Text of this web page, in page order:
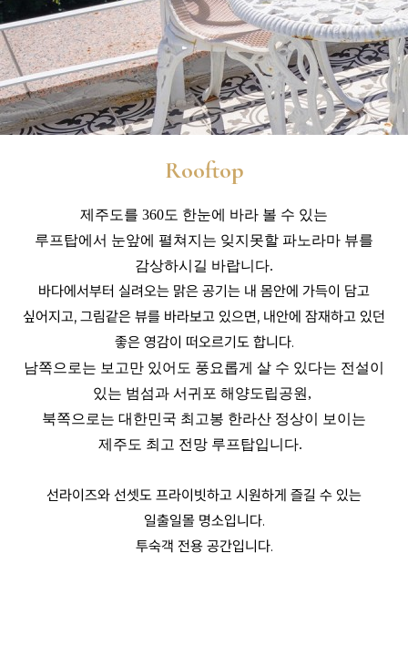
Rooftop
제주도를 360도 한눈에 바라 볼 수 있는
루프탑에서 눈앞에 펼쳐지는 잊지못할 파노라마 뷰를
감상하시길 바랍니다.
바다에서부터 실려오는 맑은 공기는 내 몸안에 가득이 담고
싶어지고, 그림같은 뷰를 바라보고 있으면, 내안에 잠재하고 있던
좋은 영감이 떠오르기도 합니다.
남쪽으로는 보고만 있어도 풍요롭게 살 수 있다는 전설이
있는 범섬과 서귀포 해양도립공원,
북쪽으로는 대한민국 최고봉 한라산 정상이 보이는
제주도 최고 전망 루프탑입니다.
선라이즈와 선셋도 프라이빗하고 시원하게 즐길 수 있는
일출일몰 명소입니다.
투숙객 전용 공간입니다.